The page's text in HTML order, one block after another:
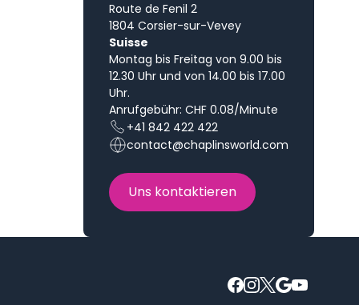
Route de Fenil 2
1804 Corsier-sur-Vevey
Suisse
Montag bis Freitag von 9.00 bis
12.30 Uhr und von 14.00 bis 17.00
Uhr.
Anrufgebühr: CHF 0.08/Minute
+41 842 422 422
contact@chaplinsworld.com
Uns kontaktieren